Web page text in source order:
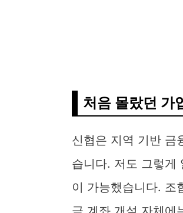
처음 몰랐던 가
신협은 지역 기반 금
습니다. 저도 그렇게
이 가능했습니다. 조